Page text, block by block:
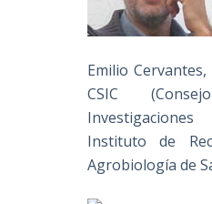
Emilio
CSIC
Instituto de
Agrobiología de